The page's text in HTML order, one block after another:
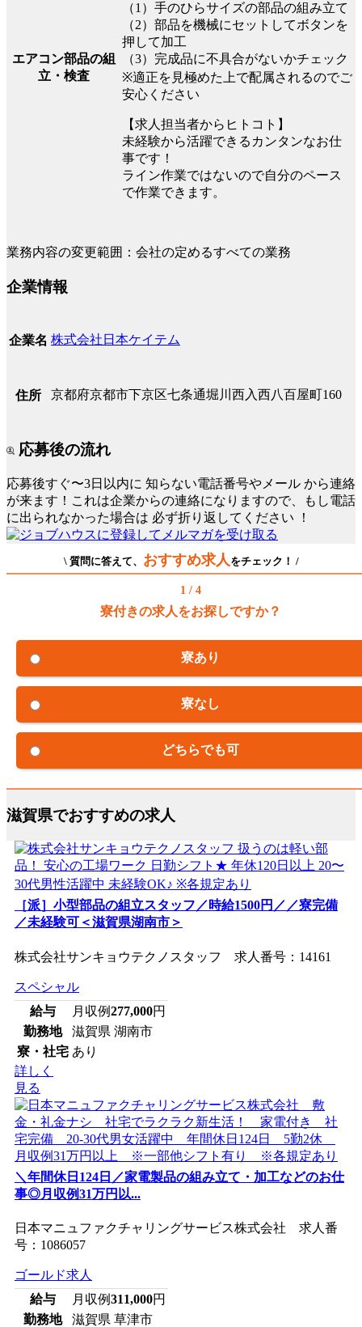
エアコン部品の組
立・検査
（1）手のひらサイズの部品の組み立て
（2）部品を機械にセットしてボタンを
押して加工
（3）完成品に不具合がないかチェック
※適正を見極めた上で配属されるのでご
安心ください
【求人担当者からヒトコト】
未経験から活躍できるカンタンなお仕
事です！
ライン作業ではないので自分のペース
で作業できます。
業務内容の変更範囲：会社の定めるすべての業務
企業情報
企業名 株式会社日本ケイテム
住所 京都府京都市下京区七条通堀川西入西八百屋町160
応募後の流れ
応募後すぐ〜3日以内に 知らない電話番号やメール から連絡
が来ます！これは企業からの連絡になりますので、もし電話
に出られなかった場合は 必ず折り返してください ！
\ 質問に答えて、 おすすめ求人 をチェック！ /
1 / 4
寮付きの求人をお探しですか？
寮あり
寮なし
どちらでも可
滋賀県でおすすめの求人
［派］小型部品の組立スタッフ／時給1500円／／寮完備
／未経験可＜滋賀県湖南市＞
株式会社サンキョウテクノスタッフ 求人番号：14161
スペシャル
給与
月収例277,000円
勤務地
滋賀県 湖南市
寮・社宅 あり
詳しく
見る
＼年間休日124日／家電製品の組み立て・加工などのお仕
事◎月収例31万円以...
日本マニュファクチャリングサービス株式会社 求人番
号：1086057
ゴールド求人
給与
月収例311,000円
勤務地
滋賀県 草津市